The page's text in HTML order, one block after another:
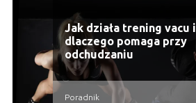
Jak działa trening vacu i
dlaczego pomaga przy
odchudzaniu
Poradnik